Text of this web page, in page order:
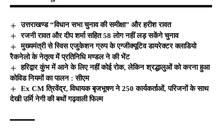
उत्तराखण्ड “विधान सभा चुनाव की समीक्षा” और हरीश रावत
रजनी रावत और दीप शर्मा सहित 58 लोग नहीं लड़ सकेंगे चुनाव
मुख्यमंत्री से स्विस एजुकेशन ग्रुप के एग्जीक्यूटिव डायरेक्टर क्लाडियो
रैकनेलो के नेतृत्व में प्रतिनिधि मण्डल ने की भेंट
हरिद्वार कुंभ में आने के लिए नहीं कोई रोक, लेकिन श्रद्धालुओं को करना हुआ
कोविड नियमों का पालन : सीएम
Ex CM त्रिवेंद्र, विधायक बृजभूषण ने 250 कार्यकर्ताओं, परिजनों के साथ
देखी उर्मि नेगी की बथों गढ़वाली फिल्म